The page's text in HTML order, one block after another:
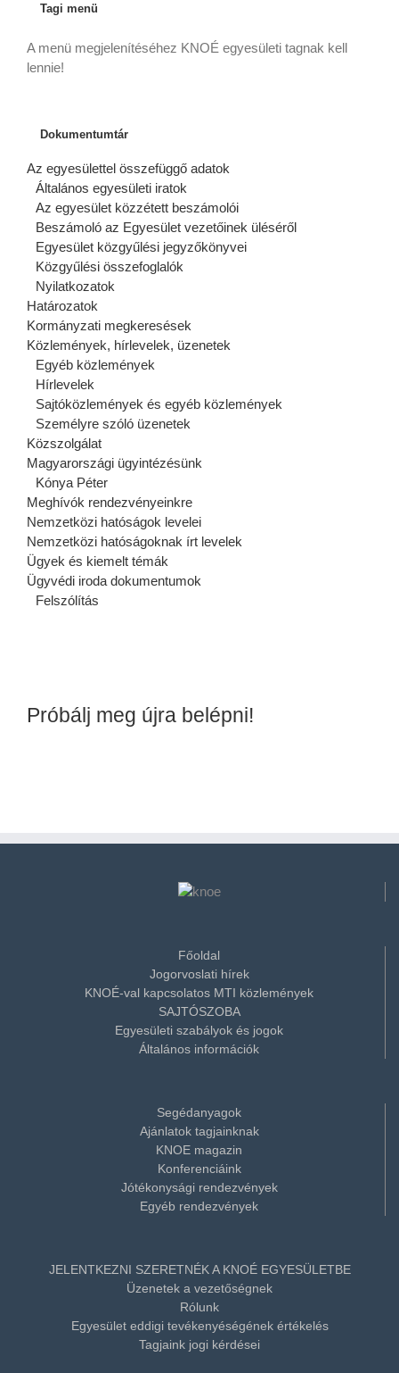
Próbálj meg újra belépni!
Tagi menü
A menü megjelenítéséhez KNOÉ egyesületi tagnak kell
lennie!
Dokumentumtár
Az egyesülettel összefüggő adatok
Általános egyesületi iratok
Az egyesület közzétett beszámolói
Beszámoló az Egyesület vezetőinek üléséről
Egyesület közgyűlési jegyzőkönyvei
Közgyűlési összefoglalók
Nyilatkozatok
Határozatok
Kormányzati megkeresések
Közlemények, hírlevelek, üzenetek
Egyéb közlemények
Hírlevelek
Sajtóközlemények és egyéb közlemények
Személyre szóló üzenetek
Közszolgálat
Magyarországi ügyintézésünk
Kónya Péter
Meghívók rendezvényeinkre
Nemzetközi hatóságok levelei
Nemzetközi hatóságoknak írt levelek
Ügyek és kiemelt témák
Ügyvédi iroda dokumentumok
Felszólítás
Főoldal
Jogorvoslati hírek
KNOÉ-val kapcsolatos MTI közlemények
SAJTÓSZOBA
Egyesületi szabályok és jogok
Általános információk
Segédanyagok
Ajánlatok tagjainknak
KNOE magazin
Konferenciáink
Jótékonysági rendezvények
Egyéb rendezvények
JELENTKEZNI SZERETNÉK A KNOÉ EGYESÜLETBE
Üzenetek a vezetőségnek
Rólunk
Egyesület eddigi tevékenyéségének értékelés
Tagjaink jogi kérdései